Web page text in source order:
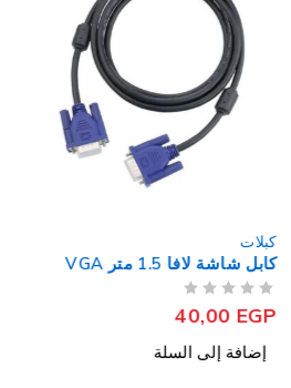
كبلات
كابل شاشة لافا 1.5 متر VGA
40,00 EGP
إضافة إلى السلة